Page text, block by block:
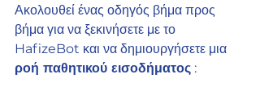
Ακολουθεί ένας οδηγός βήμα προς
βήμα για να ξεκινήσετε με το
HafizeBot και να δημιουργήσετε μια
ροή παθητικού εισοδήματος :